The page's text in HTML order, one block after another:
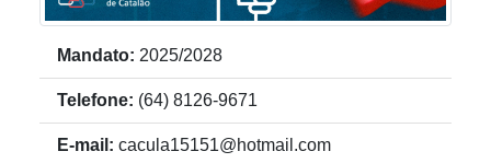
Mandato: 2025/2028
Telefone: (64) 8126-9671
E-mail: cacula15151@hotmail.com